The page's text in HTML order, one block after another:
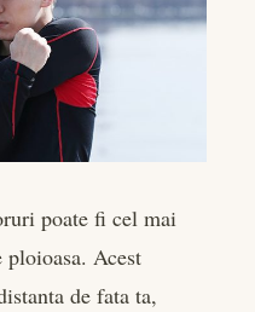
poate fi cel mai
Acest
de fata ta,